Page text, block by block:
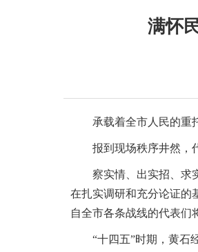
满怀
承载着全市人民的重
报到现场秩序井然，
察实情、出实招、求
在扎实调研和充分论证的
自全市各条战线的代表们
“十四五”时期，黄石